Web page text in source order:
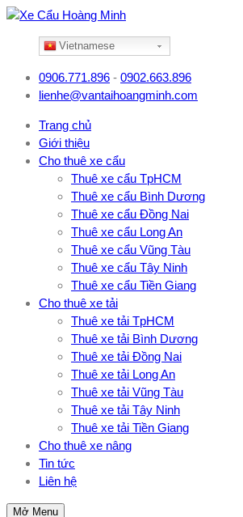
Vietnamese
0906.771.896 - 0902.663.896
lienhe@vantaihoangminh.com
Trang chủ
Giới thiệu
Cho thuê xe cẩu
Thuê xe cẩu TpHCM
Thuê xe cẩu Bình Dương
Thuê xe cẩu Đồng Nai
Thuê xe cẩu Long An
Thuê xe cẩu Vũng Tàu
Thuê xe cẩu Tây Ninh
Thuê xe cẩu Tiền Giang
Cho thuê xe tải
Thuê xe tải TpHCM
Thuê xe tải Bình Dương
Thuê xe tải Đồng Nai
Thuê xe tải Long An
Thuê xe tải Vũng Tàu
Thuê xe tải Tây Ninh
Thuê xe tải Tiền Giang
Cho thuê xe nâng
Tin tức
Liên hệ
Mở Menu